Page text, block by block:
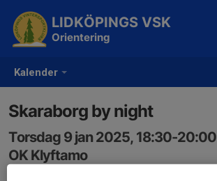
Kalender
LIDKÖPINGS VSK
Orientering
Skaraborg by night
Torsdag 9 jan 2025, 18:30-20:00
OK Klyftamo